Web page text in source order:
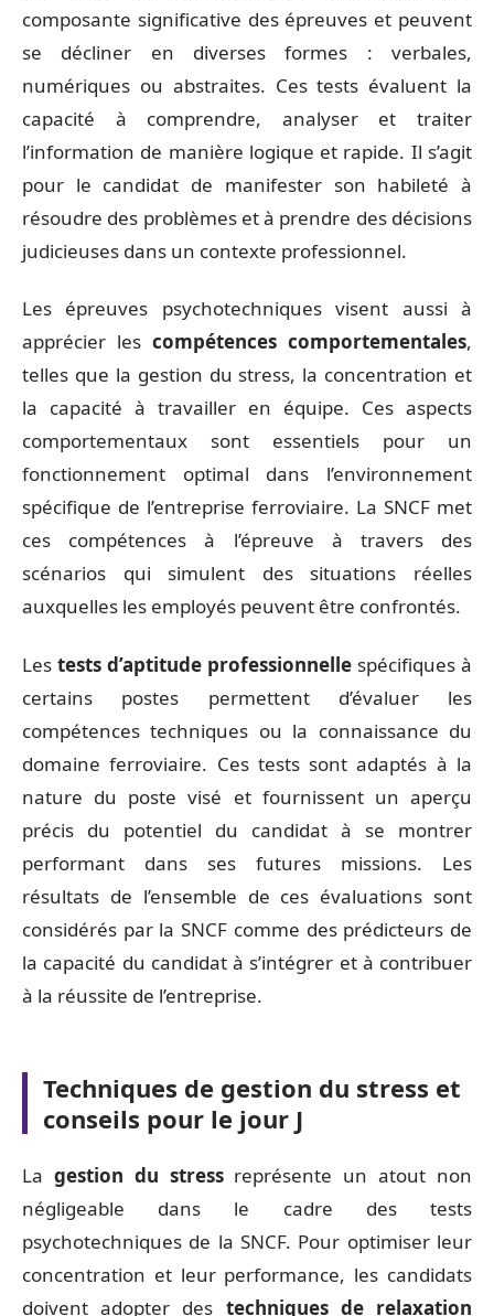
composante significative des épreuves et peuvent
se décliner en diverses formes : verbales,
numériques ou abstraites. Ces tests évaluent la
capacité à comprendre, analyser et traiter
l’information de manière logique et rapide. Il s’agit
pour le candidat de manifester son habileté à
résoudre des problèmes et à prendre des décisions
judicieuses dans un contexte professionnel.
Les épreuves psychotechniques visent aussi à
apprécier les compétences comportementales,
telles que la gestion du stress, la concentration et
la capacité à travailler en équipe. Ces aspects
comportementaux sont essentiels pour un
fonctionnement optimal dans l’environnement
spécifique de l’entreprise ferroviaire. La SNCF met
ces compétences à l’épreuve à travers des
scénarios qui simulent des situations réelles
auxquelles les employés peuvent être confrontés.
Les tests d’aptitude professionnelle spécifiques à
certains postes permettent d’évaluer les
compétences techniques ou la connaissance du
domaine ferroviaire. Ces tests sont adaptés à la
nature du poste visé et fournissent un aperçu
précis du potentiel du candidat à se montrer
performant dans ses futures missions. Les
résultats de l’ensemble de ces évaluations sont
considérés par la SNCF comme des prédicteurs de
la capacité du candidat à s’intégrer et à contribuer
à la réussite de l’entreprise.
Techniques de gestion du stress et
conseils pour le jour J
La gestion du stressreprésente un atout non
négligeable dans le cadre des tests
psychotechniques de la SNCF. Pour optimiser leur
concentration et leur performance, les candidats
doivent adopter des techniques de relaxation